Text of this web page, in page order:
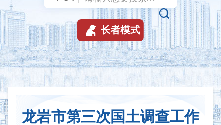

 长者模式
龙岩市第三次国土调查工作